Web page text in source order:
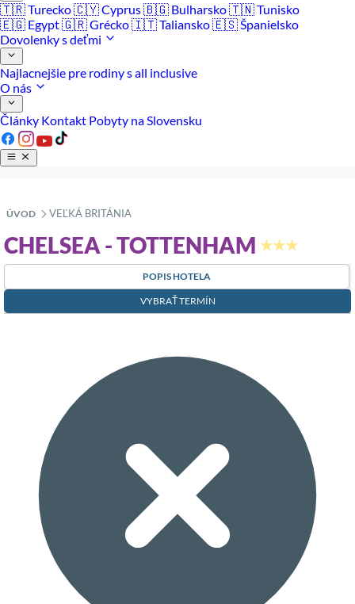
🇹🇷 Turecko🇨🇾 Cyprus🇧🇬 Bulharsko🇹🇳 Tunisko
🇪🇬 Egypt🇬🇷 Grécko🇮🇹 Taliansko🇪🇸 Španielsko
Dovolenky s deťmi
Najlacnejšie pre rodiny s all inclusive
O nás
Články Kontakt Pobyty na Slovensku
ÚVOD »
VEĽKÁ BRITÁNIA
CHELSEA - TOTTENHAM ★★★
POPIS HOTELA
VYBRAŤ TERMÍN